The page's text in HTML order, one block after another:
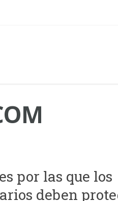
por las que los
deben